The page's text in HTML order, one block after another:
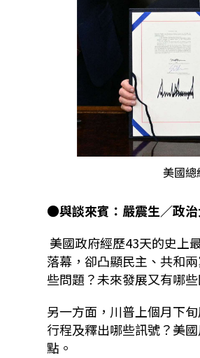
美國
●與談來賓：嚴震生／政
美國政府經歷43天的史上
落幕，卻凸顯民主、共和
些問題？未來發展又有哪
另一方面，川普上個月下
行程及釋出哪些訊號？美
點。